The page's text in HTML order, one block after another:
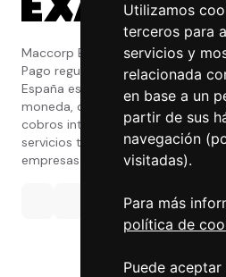
Utilizamos
terceros para
servicios y
relacionada
en base a un
partir de sus
navegación
visitadas).
Para más
política de
Puede
Maccorp Exact Change es una
Pago regulada y con licencia del
España especializada en cambio de
moneda, divisas, transferencias,
cobros internacionales que
servicios tanto a particulares
empresas.